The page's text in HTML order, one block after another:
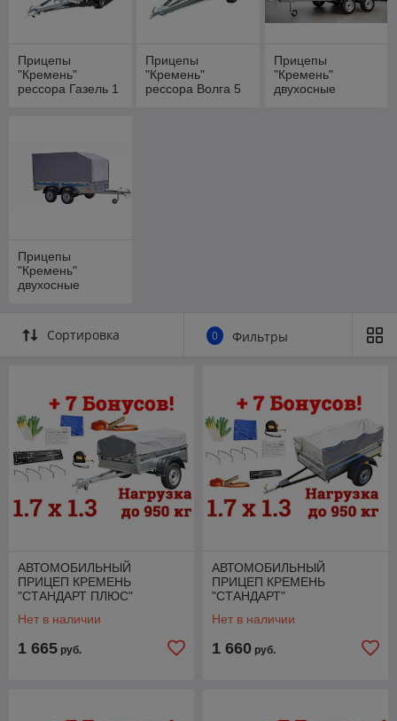
Прицепы
"Кремень"
рессора Газель 1
Прицепы
"Кремень"
рессора Волга 5
Прицепы
"Кремень"
двухосные
Прицепы
"Кремень"
двухосные
Сортировка 0 Фильтры
АВТОМОБИЛЬНЫЙ
ПРИЦЕП КРЕМЕНЬ
"СТАНДАРТ ПЛЮС"
КГ.) + 7 БОНУСОВ!
Нет в наличии
1 665 руб.
АВТОМОБИЛЬНЫЙ
ПРИЦЕП КРЕМЕНЬ
"СТАНДАРТ"
+ 7 БОНУСОВ!
Нет в наличии
1 660 руб.